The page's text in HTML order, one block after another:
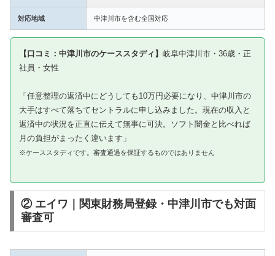
対応地域 中津川市を含む全国対応
【口コミ：中津川市のケーススタディ】 岐阜中津川市・36歳・正
社員・女性
「任意整理の返済中にどうしても10万円必要になり、中津川市の
大手はすべて落ちてセントラルに申し込みました。現在の収入と
返済中の状況を正直に伝えて無事に可決。ソフト闇金と比べれば
月の負担がまったく違います」
※ケーススタディです。審査通過を保証するものではありません
② エイワ｜関東財務局登録・中津川市でも対面
審査可